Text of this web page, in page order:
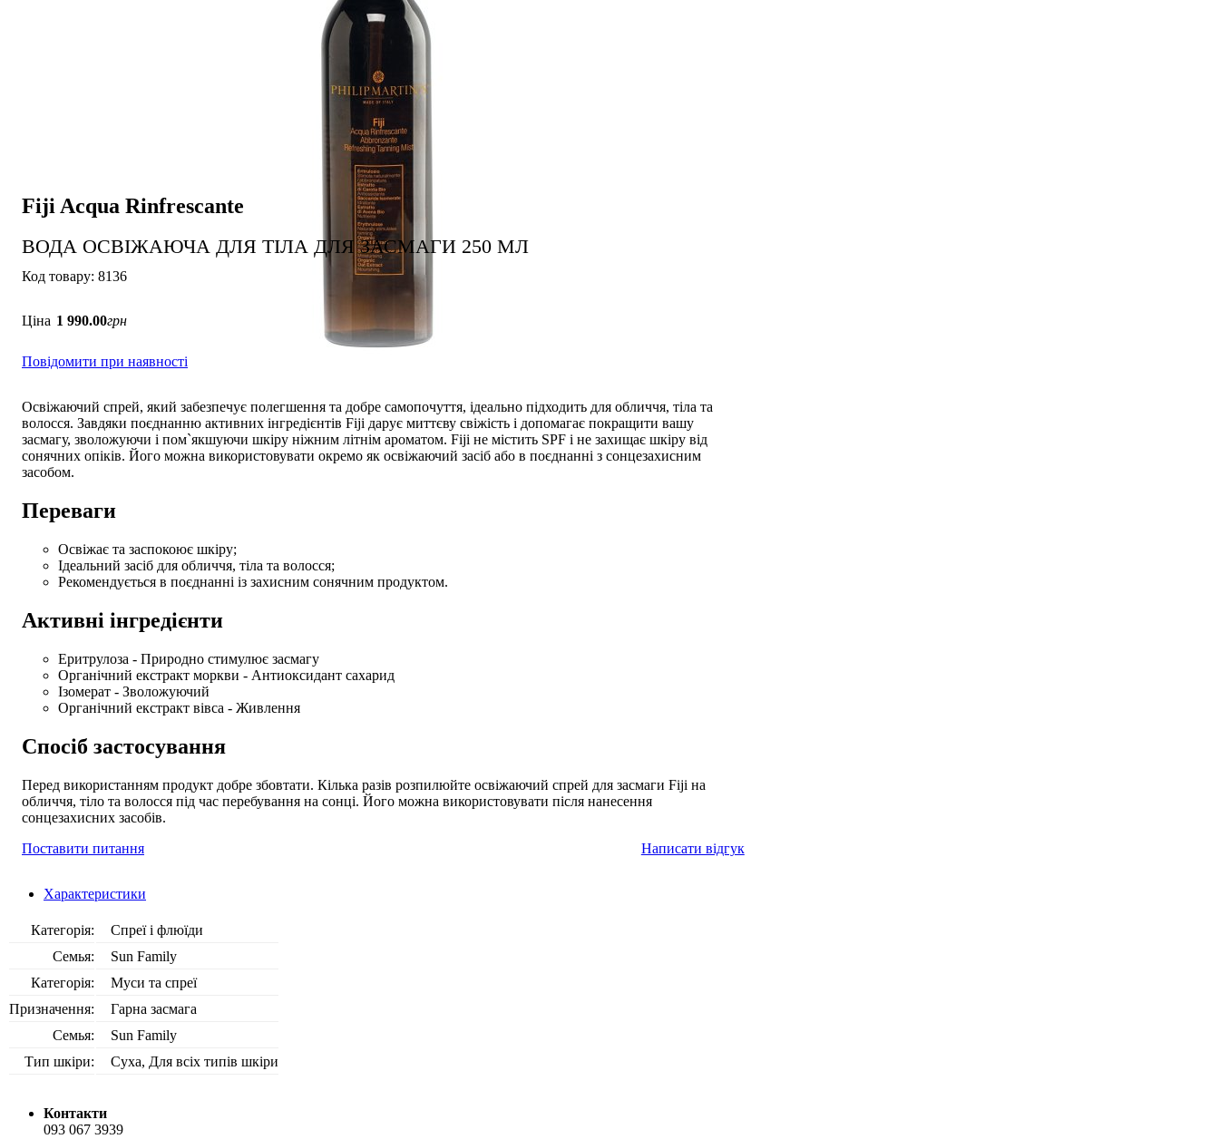
Fiji Acqua Rinfrescante
ВОДА ОСВІЖАЮЧА ДЛЯ ТІЛА ДЛЯ ЗАСМАГИ 250 МЛ
8136
Ціна 1 990.00грн
Повідомити при наявності
Освіжаючий спрей, який забезпечує полегшення та добре самопочуття, ідеально підходить для обличчя, тіла та
волосся. Завдяки поєднанню активних інгредієнтів Fiji дарує миттєву свіжість і допомагає покращити вашу
засмагу, зволожуючи і пом`якшуючи шкіру ніжним літнім ароматом. Fiji не містить SPF і не захищає шкіру від
сонячних опіків. Його можна використовувати окремо як освіжаючий засіб або в поєднанні з сонцезахисним
засобом.
Переваги
Освіжає та заспокоює шкіру;
Ідеальний засіб для обличчя, тіла та волосся;
Рекомендується в поєднанні із захисним сонячним продуктом.
Активні інгредієнти
Еритрулоза - Природно стимулює засмагу
Органічний екстракт моркви - Антиоксидант сахарид
Ізомерат - Зволожуючий
Органічний екстракт вівса - Живлення
Спосіб застосування
Перед використанням продукт добре збовтати. Кілька разів розпилюйте освіжаючий спрей для засмаги Fiji на
обличчя, тіло та волосся під час перебування на сонці. Його можна використовувати після нанесення
сонцезахисних засобів.
Поставити питання
Написати відгук
Характеристики
Категорія:
Спреї і флюїди
Семья:
Sun Family
Категорія:
Муси та спреї
Призначення:
Гарна засмага
Семья:
Sun Family
Тип шкіри:
Суха, Для всіх типів шкіри
Контакти
093 067 3939